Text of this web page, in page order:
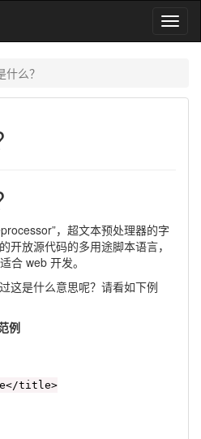
什么？
，超文本预处理器的字
开放源代码的多用途脚本语言，
合 web 开发。
这是什么意思呢？请看如下例
例
title>